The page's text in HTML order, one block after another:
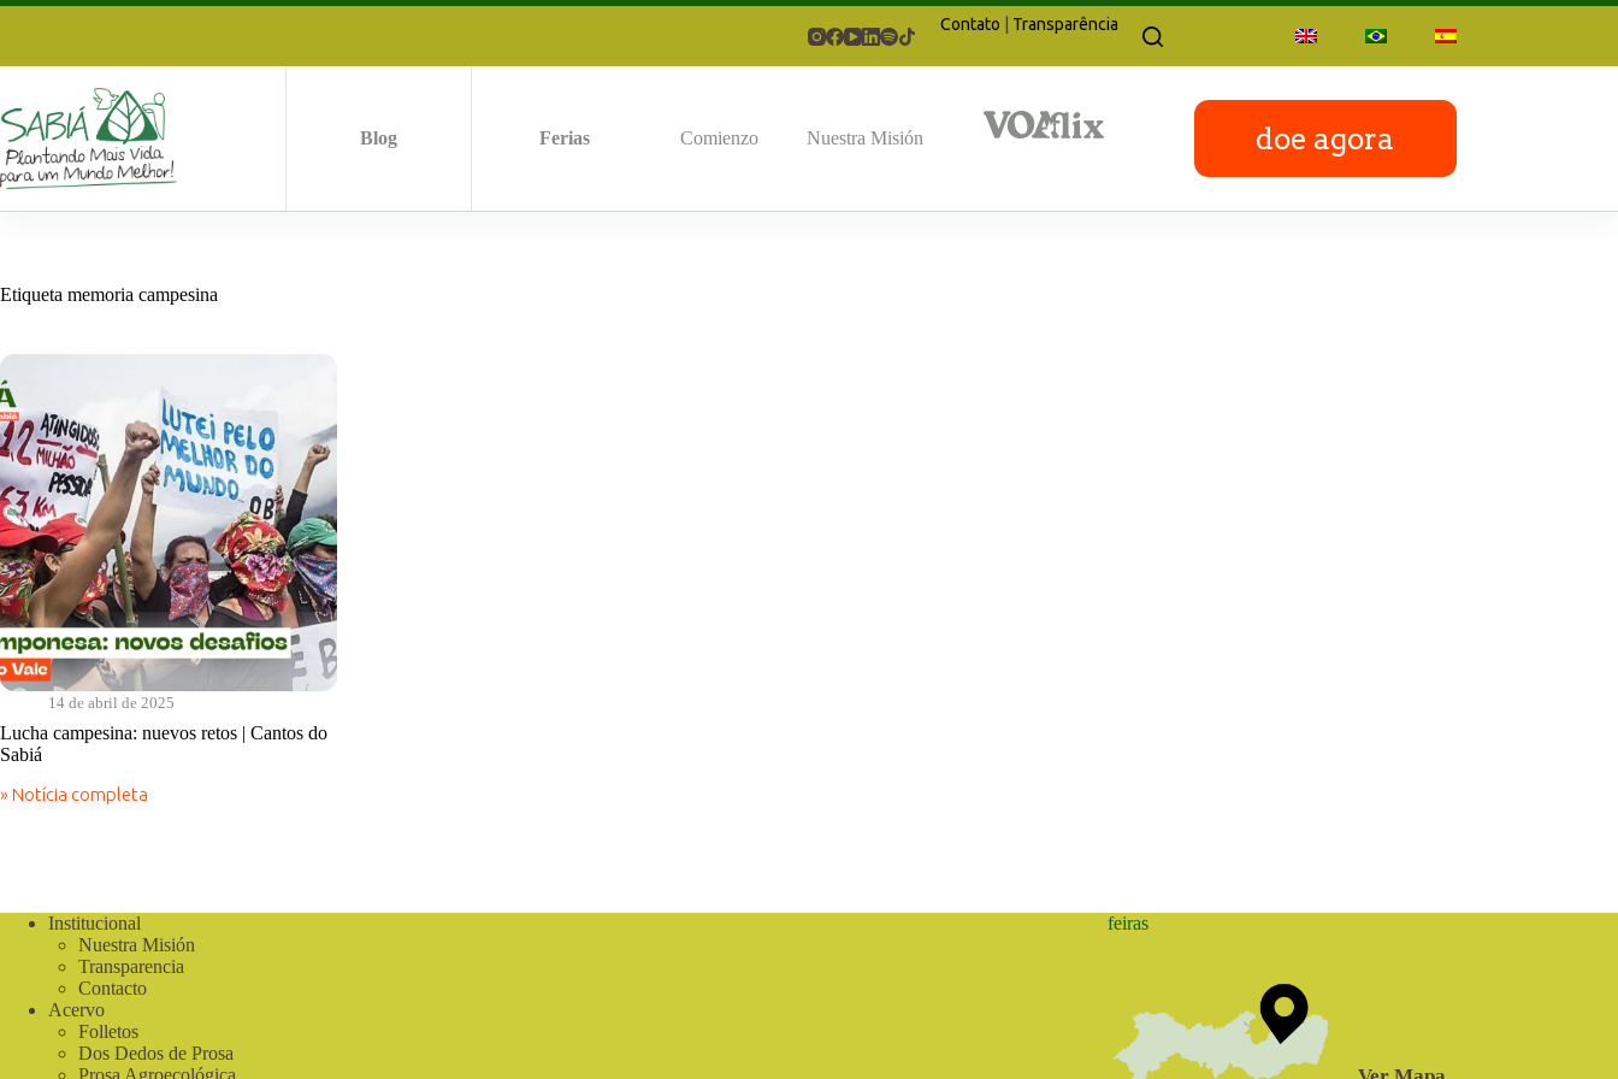
Saltar
Contato | Transparência
Blog Ferias Comienzo Nuestra Misión doe agora
Etiqueta memoria campesina
14 de abril de 2025
Lucha campesina: nuevos retos | Cantos do
Sabiá
» Notícia completa
Lucha
Institucional
Nuestra Misión
Transparencia
Contacto
Acervo
Folletos
Dos Dedos de Prosa
Prosa Agroecológica
feiras